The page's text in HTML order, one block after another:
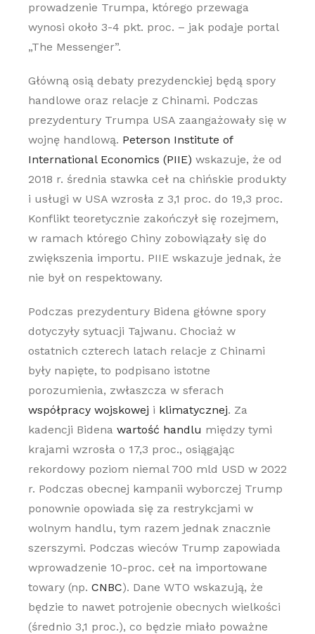
prowadzenie Trumpa, którego przewaga
wynosi około 3-4 pkt. proc. – jak podaje portal
„The Messenger”.
Główną osią debaty prezydenckiej będą spory
handlowe oraz relacje z Chinami. Podczas
prezydentury Trumpa USA zaangażowały się w
wojnę handlową. Peterson Institute of
International Economics (PIIE) wskazuje, że od
2018 r. średnia stawka ceł na chińskie produkty
i usługi w USA wzrosła z 3,1 proc. do 19,3 proc.
Konflikt teoretycznie zakończył się rozejmem,
w ramach którego Chiny zobowiązały się do
zwiększenia importu. PIIE wskazuje jednak, że
nie był on respektowany.
Podczas prezydentury Bidena główne spory
dotyczyły sytuacji Tajwanu. Chociaż w
ostatnich czterech latach relacje z Chinami
były napięte, to podpisano istotne
porozumienia, zwłaszcza w sferach
współpracy wojskowej i klimatycznej. Za
kadencji Bidena wartość handlu między tymi
krajami wzrosła o 17,3 proc., osiągając
rekordowy poziom niemal 700 mld USD w 2022
r. Podczas obecnej kampanii wyborczej Trump
ponownie opowiada się za restrykcjami w
wolnym handlu, tym razem jednak znacznie
szerszymi. Podczas wieców Trump zapowiada
wprowadzenie 10-proc. ceł na importowane
towary (np. CNBC). Dane WTO wskazują, że
będzie to nawet potrojenie obecnych wielkości
(średnio 3,1 proc.), co będzie miało poważne